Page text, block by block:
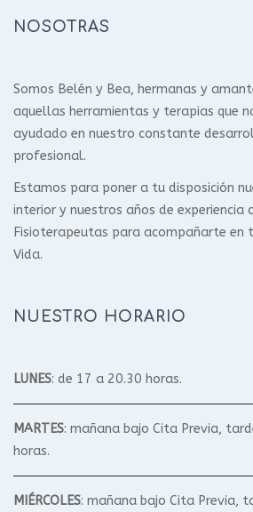
NOSOTRAS
Somos Belén y Bea, hermanas y
aquellas herramientas y terapias que
ayudado en nuestro constante
profesional.
Estamos para poner a tu disposición
interior y nuestros años de experiencia
Fisioterapeutas para acompañarte en
Vida.
NUESTRO HORARIO
LUNES: de 17 a 20.30 horas.
MARTES: mañana bajo Cita Previa,
horas.
MIÉRCOLES: mañana bajo Cita Previa,